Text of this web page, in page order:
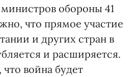
обороны 41
что прямое участие
и других стран в
и расширяется.
что война будет